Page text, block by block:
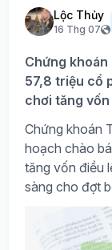
Lộc Thủy
16 Thg 07
Chứng
57,8 triệu cổ
chơi tăng vốn
Chứng khoán
hoạch chào
tăng vốn điều
sàng cho đợt